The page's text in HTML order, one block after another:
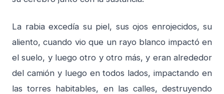
La rabia excedía su piel, sus ojos enrojecidos, su
aliento, cuando vio que un rayo blanco impactó en
el suelo, y luego otro y otro más, y eran alrededor
del camión y luego en todos lados, impactando en
las torres habitables, en las calles, destruyendo